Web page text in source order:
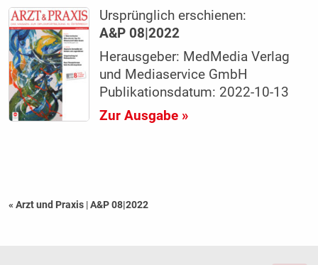
Ursprünglich erschienen:
A&P 08|2022
Herausgeber: MedMedia Verlag
und Mediaservice GmbH
Publikationsdatum: 2022-10-13
Zur Ausgabe »
« Arzt und Praxis |A&P 08|2022